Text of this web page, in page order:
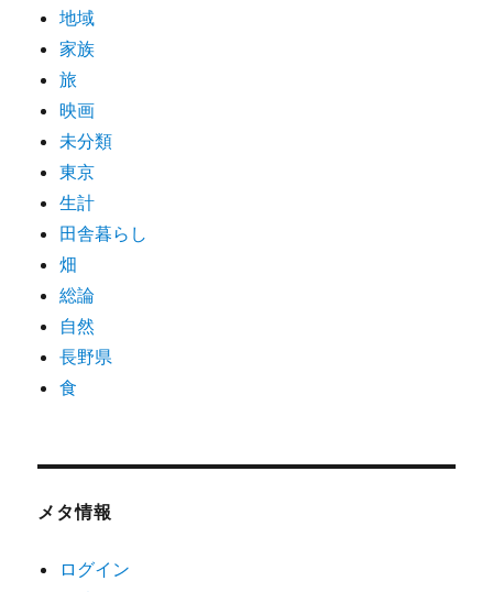
地域
家族
旅
映画
未分類
東京
生計
田舎暮らし
畑
総論
自然
長野県
食
メタ情報
ログイン